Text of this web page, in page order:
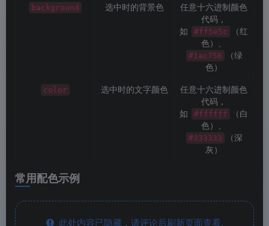
background 选中时的背景色
任意十六进制颜色
代码，
如
#ff5e5c
（红
色）、
#1ac756
（绿
色）
color 选中时的文字颜色
任意十六进制颜色
代码，
如
#ffffff
（白
色）、
#333333
（深
灰）
常用配色示例
此处内容已隐藏，请评论后刷新页面查看.